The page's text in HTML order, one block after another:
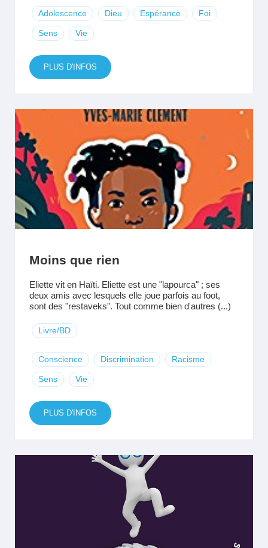
Adolescence Dieu Espérance Foi
Sens Vie
PLUS D'INFOS
Moins que rien
Eliette vit en Haïti. Eliette est une "lapourca" ; ses
deux amis avec lesquels elle joue parfois au foot,
sont des "restaveks". Tout comme bien d'autres (...)
Livre/BD
Conscience Discrimination Racisme
Sens Vie
PLUS D'INFOS